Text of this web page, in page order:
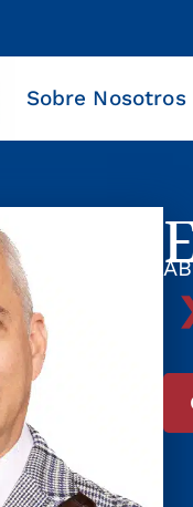
Sobre Nosotros